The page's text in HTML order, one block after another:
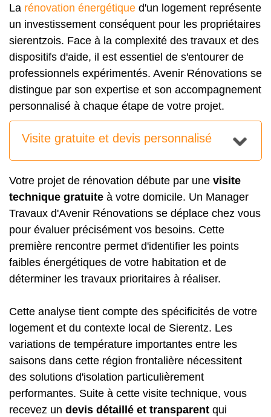
La rénovation énergétique d'un logement représente
un investissement conséquent pour les propriétaires
sierentzois. Face à la complexité des travaux et des
dispositifs d'aide, il est essentiel de s'entourer de
professionnels expérimentés. Avenir Rénovations se
distingue par son expertise et son accompagnement
personnalisé à chaque étape de votre projet.
Visite gratuite et devis personnalisé
Votre projet de rénovation débute par une visite
technique gratuite à votre domicile. Un Manager
Travaux d'Avenir Rénovations se déplace chez vous
pour évaluer précisément vos besoins. Cette
première rencontre permet d'identifier les points
faibles énergétiques de votre habitation et de
déterminer les travaux prioritaires à réaliser.
Cette analyse tient compte des spécificités de votre
logement et du contexte local de Sierentz. Les
variations de température importantes entre les
saisons dans cette région frontalière nécessitent
des solutions d'isolation particulièrement
performantes. Suite à cette visite technique, vous
recevez un devis détaillé et transparent qui